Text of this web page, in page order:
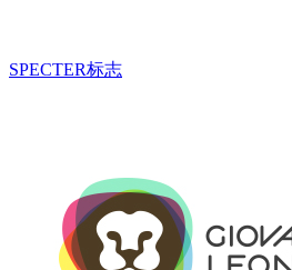
SPECTER标志